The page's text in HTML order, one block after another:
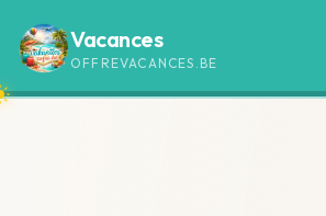
Vacances
OFFREVACANCES.BE